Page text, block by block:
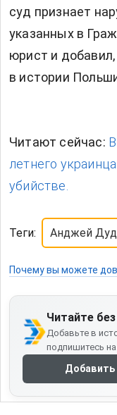
суд признает
указанных в
юрист и
в истории
Читают сейчас:
летнего
убийстве.
Теги: Анджей
Почему вы можете
Читайте
Добавьте в
подпишитесь
Добавить